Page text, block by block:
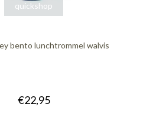
quickshop
bento lunchtrommel walvis
€22,95